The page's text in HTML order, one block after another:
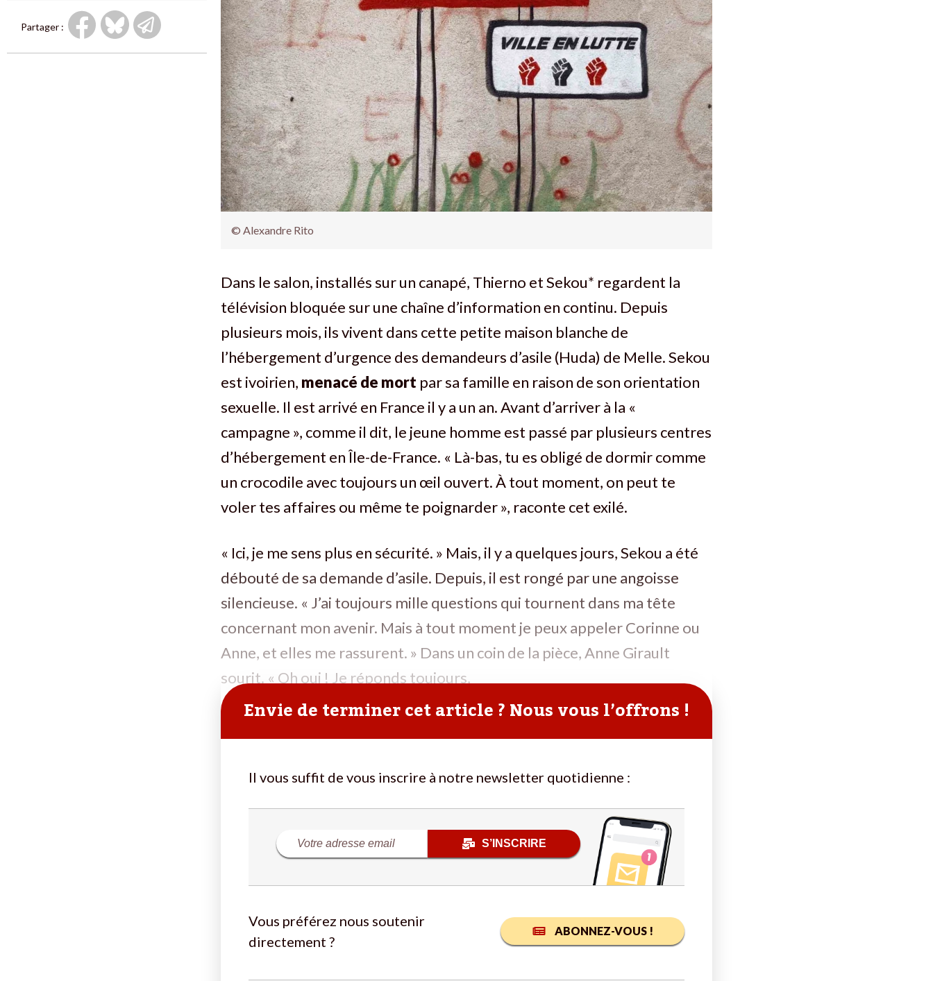
Partager :
© Alexandre Rito
Dans le salon, installés sur un canapé, Thierno et Sekou* regardent la
télévision bloquée sur une chaîne d’information en continu. Depuis
plusieurs mois, ils vivent dans cette petite maison blanche de
l’hébergement d’urgence des demandeurs d’asile (Huda) de Melle. Sekou
est ivoirien, menacé de mort par sa famille en raison de son orientation
sexuelle. Il est arrivé en France il y a un an. Avant d’arriver à la «
campagne », comme il dit, le jeune homme est passé par plusieurs centres
d’hébergement en Île-de-France. « Là-bas, tu es obligé de dormir comme
un crocodile avec toujours un œil ouvert. À tout moment, on peut te
voler tes affaires ou même te poignarder », raconte cet exilé.
« Ici, je me sens plus en sécurité. » Mais, il y a quelques jours, Sekou a été
débouté de sa demande d’asile. Depuis, il est rongé par une angoisse
silencieuse. « J’ai toujours mille questions qui tournent dans ma tête
concernant mon avenir. Mais à tout moment je peux appeler Corinne ou
Anne, et elles me rassurent. » Dans un coin de la pièce, Anne Girault
sourit. « Oh oui ! Je réponds toujours,
Envie de terminer cet article ? Nous vous l’offrons !
Il vous suffit de vous inscrire à notre newsletter quotidienne :
S’INSCRIRE
Vous préférez nous soutenir
directement ?
ABONNEZ-VOUS !